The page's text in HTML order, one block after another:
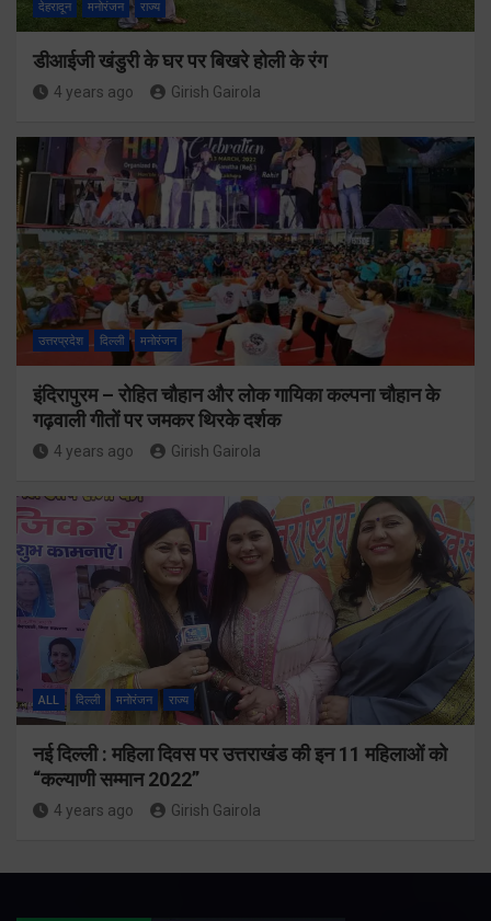
देहरादून मनोरंजन राज्य
डीआईजी खंडुरी के घर पर बिखरे होली के रंग
4 years ago Girish Gairola
उत्तरप्रदेश दिल्ली मनोरंजन
इंदिरापुरम – रोहित चौहान और लोक गायिका कल्पना चौहान के
गढ़वाली गीतों पर जमकर थिरके दर्शक
4 years ago Girish Gairola
ALL दिल्ली मनोरंजन राज्य
नई दिल्ली : महिला दिवस पर उत्तराखंड की इन 11 महिलाओं को
“कल्याणी सम्मान 2022”
4 years ago Girish Gairola